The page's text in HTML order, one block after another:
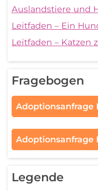
Auslandstiere und
Leitfaden – Ein
Leitfaden – Katzen
Fragebogen
Adoptionsanfrage
Adoptionsanfrage
Legende